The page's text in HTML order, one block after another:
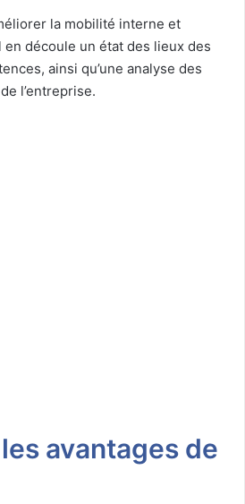
la mobilité interne et
découle un état des lieux des
ainsi qu’une analyse des
l’entreprise.
avantages de